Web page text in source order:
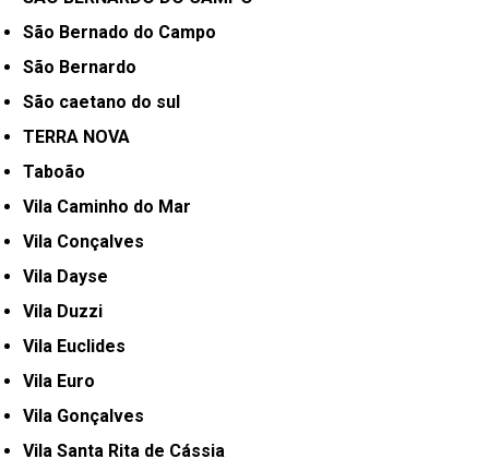
São Bernado do Campo
São Bernardo
São caetano do sul
TERRA NOVA
Taboão
Vila Caminho do Mar
Vila Conçalves
Vila Dayse
Vila Duzzi
Vila Euclides
Vila Euro
Vila Gonçalves
Vila Santa Rita de Cássia